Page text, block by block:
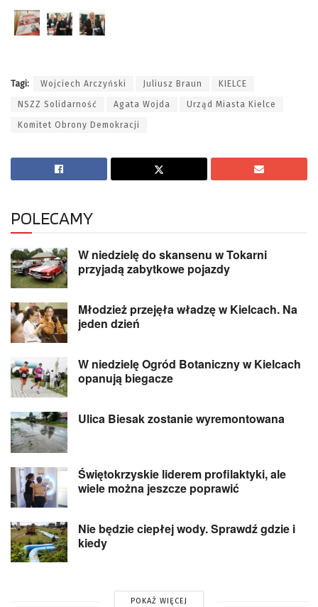
Tagi: Wojciech Arczyński Juliusz Braun KIELCE
NSZZ Solidarność Agata Wojda Urząd Miasta Kielce
Komitet Obrony Demokracji
POLECAMY
W niedzielę do skansenu w Tokarni
przyjadą zabytkowe pojazdy
Młodzież przejęła władzę w Kielcach. Na
jeden dzień
W niedzielę Ogród Botaniczny w Kielcach
opanują biegacze
Ulica Biesak zostanie wyremontowana
Świętokrzyskie liderem profilaktyki, ale
wiele można jeszcze poprawić
Nie będzie ciepłej wody. Sprawdź gdzie i
kiedy
POKAŻ WIĘCEJ